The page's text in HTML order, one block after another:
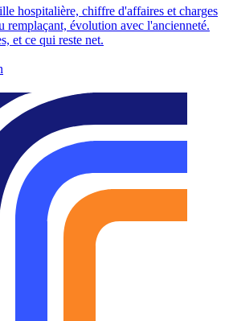
hospitalière, chiffre d'affaires et charges
remplaçant, évolution avec l'ancienneté.
et ce qui reste net.